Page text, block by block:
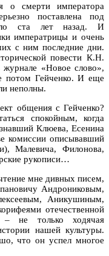
о смерти императора
поставлена под
ста лет назад. И
императрицы и очень
с ним последние дни.
повести К.Н.
«Новое слово»,
Гейченко. И еще
неполны.
общения с Гейченко?
спокойным, когда
Клюева, Есенина
комиссии описывавший
Малевича, Филонова,
рукописи…
мне дивных писем,
Андрониковым,
Аникушиным,
отечественной
– не только ходячая
нашей культуры.
что он успел многое